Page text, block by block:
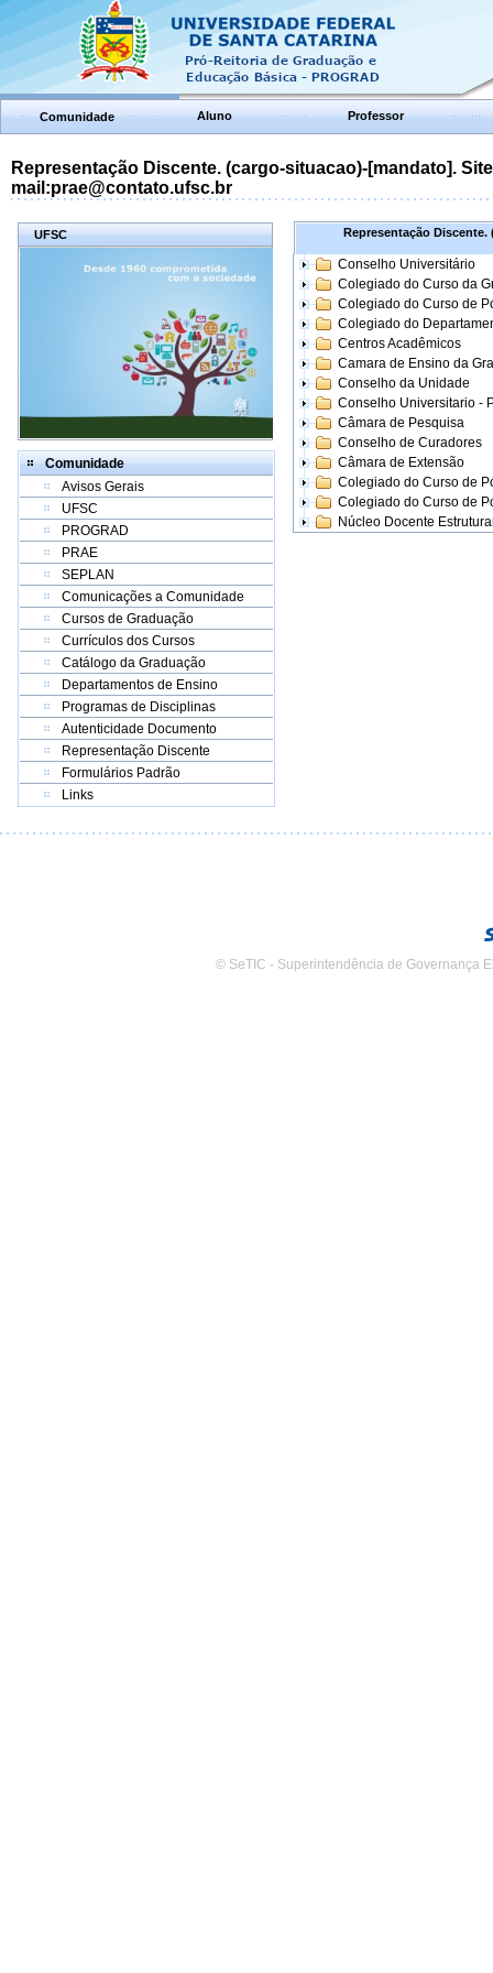
Comunidade Aluno Professor
Representação Discente. (cargo-situacao)-[mandato].
mail:prae@contato.ufsc.br
UFSC
Comunidade
Avisos Gerais
UFSC
PROGRAD
PRAE
SEPLAN
Comunicações a Comunidade
Cursos de Graduação
Currículos dos Cursos
Catálogo da Graduação
Departamentos de Ensino
Programas de Disciplinas
Autenticidade Documento
Representação Discente
Formulários Padrão
Links
Representação Discente.
Conselho Universitário
Colegiado do Curso da
Colegiado do Curso de
Colegiado do
Centros Acadêmicos
Camara de Ensino da
Conselho da Unidade
Conselho Universitario -
Câmara de Pesquisa
Conselho de Curadores
Câmara de Extensão
Colegiado do Curso de
Colegiado do Curso de
Núcleo Docente
© SeTIC - Superintendência de Governança